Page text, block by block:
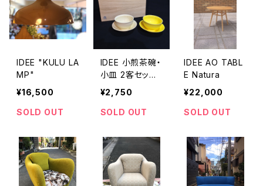
IDEE "KULU LA
MP"
¥16,500
SOLD OUT
IDEE 小煎茶碗・
小皿 2客セット
桐箱付き
¥2,750
SOLD OUT
IDEE AO TABL
E Natura
¥22,000
SOLD OUT